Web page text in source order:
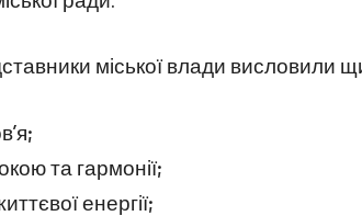
міської влади висловили
та гармонії;
енергії;